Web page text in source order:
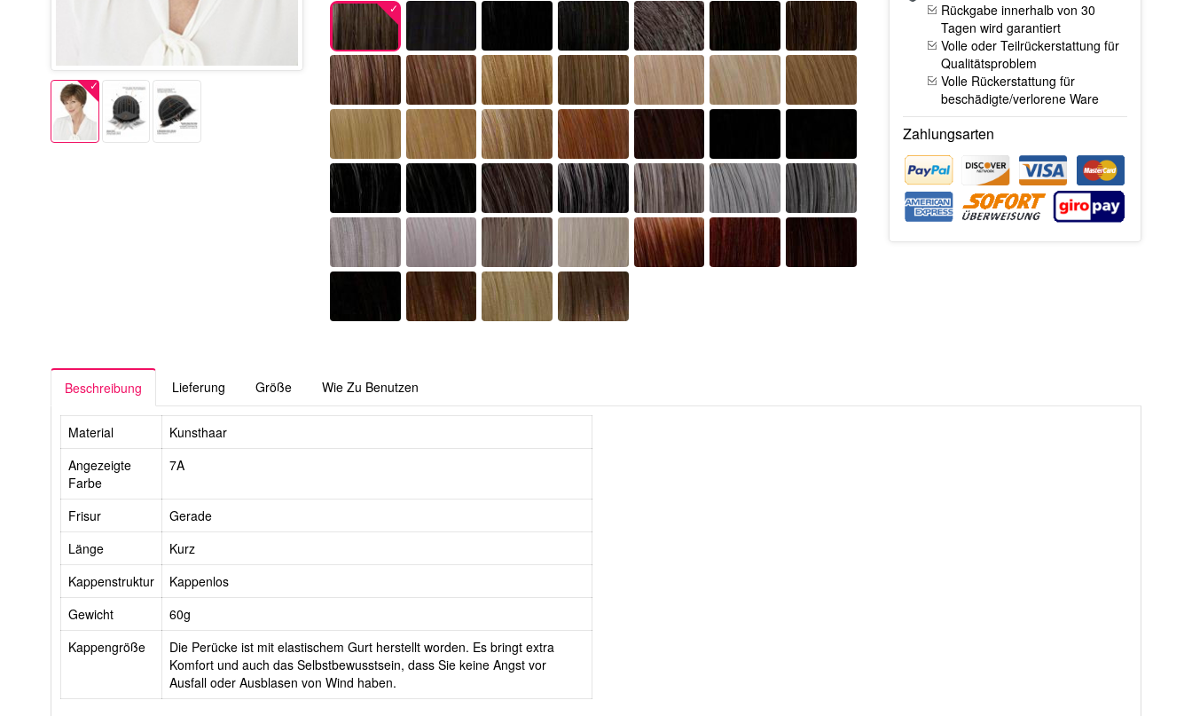
Rückgabe innerhalb von 30
Tagen wird garantiert
Volle oder Teilrückerstattung für
Qualitätsproblem
Volle Rückerstattung für
beschädigte/verlorene Ware
Zahlungsarten
Beschreibung Lieferung Größe Wie Zu Benutzen
Material
Kunsthaar
Angezeigte
Farbe
7A
Frisur
Gerade
Länge
Kurz
Kappenstruktur
Kappenlos
Gewicht
60g
Kappengröße
Die Perücke ist mit elastischem Gurt herstellt worden. Es bringt extra
Komfort und auch das Selbstbewusstsein, dass Sie keine Angst vor
Ausfall oder Ausblasen von Wind haben.